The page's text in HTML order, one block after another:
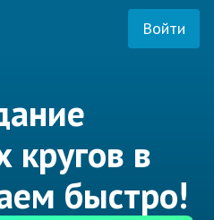
Войти
кругов в
быстро!